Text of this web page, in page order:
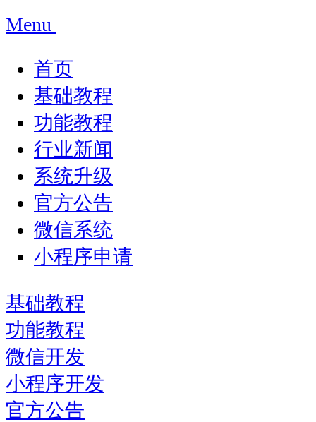
Menu
首页
基础教程
功能教程
行业新闻
系统升级
官方公告
微信系统
小程序申请
基础教程
功能教程
微信开发
小程序开发
官方公告